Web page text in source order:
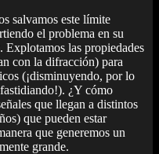
salvamos este límite
el problema en su
Explotamos las propiedades
con la difracción) para
(¡disminuyendo, por lo
¿Y cómo
que llegan a distintos
que pueden estar
que generemos un
grande.